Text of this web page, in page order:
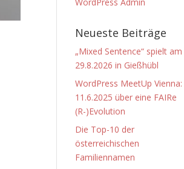
Neueste Beiträge
„Mixed Sentence“ spielt am
29.8.2026 in Gießhübl
WordPress MeetUp Vienna:
11.6.2025 über eine FAIRe
(R-)Evolution
Die Top-10 der
österreichischen
Familiennamen